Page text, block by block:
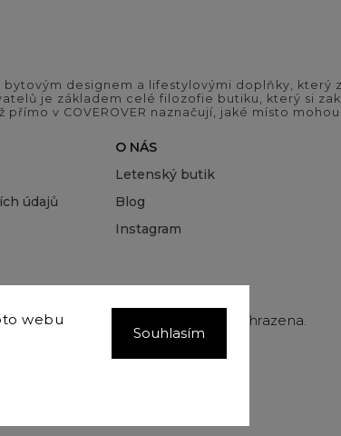
webu
Souhlasím
bytovým designem a lifestylovými doplňky,
je základem celé filozofie butiku, který si
v COVEROVER naznačují, jaké místo
údajů
O NÁS
Letenský butik
Blog
Instagram
COVEROVER
. Všechna práva vyhrazena.
Upravit nastavení cookies